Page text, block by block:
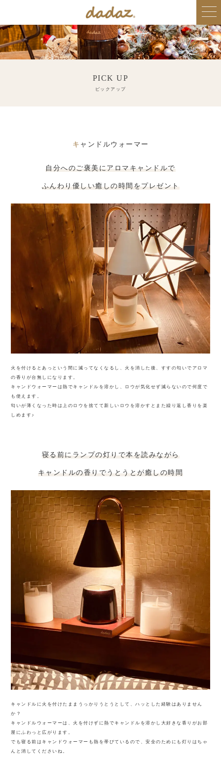
PICK UP
ピックアップ
キャンドルウォーマー
自分へのご褒美にアロマキャンドルで
ふんわり優しい癒しの時間をプレゼント
火を付けるとあっという間に減ってなくなるし、火を消した後、すすの匂いでアロマ
の香りが台無しになります。
キャンドウォーマーは熱でキャンドルを溶かし、ロウが気化せず減らないので何度で
も使えます。
匂いが薄くなった時は上のロウを捨てて新しいロウを溶かすとまた繰り返し香りを楽
しめます♪
寝る前にランプの灯りで本を読みながら
キャンドルの香りでうとうとが癒しの時間
キャンドルに火を付けたままうっかりうとうとして、ハッとした経験はありません
か？
キャンドルウォーマーは、火を付けずに熱でキャンドルを溶かし大好きな香りがお部
屋にふわっと広がります。
でも寝る前はキャンドウォーマーも熱を帯びているので、安全のためにも灯りはちゃ
んと消してくださいね。